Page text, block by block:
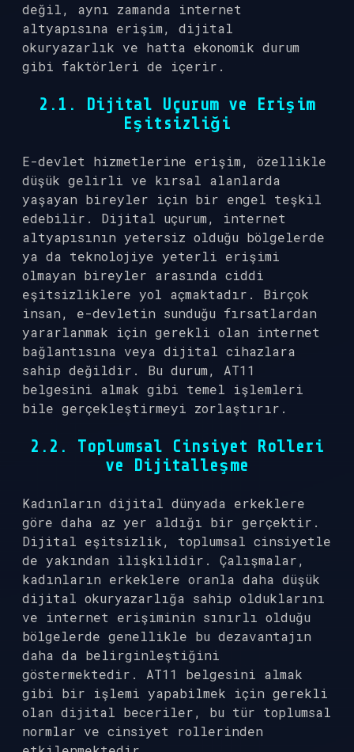
değil, aynı zamanda internet
altyapısına erişim, dijital
okuryazarlık ve hatta ekonomik durum
gibi faktörleri de içerir.
2.1. Dijital Uçurum ve Erişim
Eşitsizliği
E-devlet hizmetlerine erişim, özellikle
düşük gelirli ve kırsal alanlarda
yaşayan bireyler için bir engel teşkil
edebilir. Dijital uçurum, internet
altyapısının yetersiz olduğu bölgelerde
ya da teknolojiye yeterli erişimi
olmayan bireyler arasında ciddi
eşitsizliklere yol açmaktadır. Birçok
insan, e-devletin sunduğu fırsatlardan
yararlanmak için gerekli olan internet
bağlantısına veya dijital cihazlara
sahip değildir. Bu durum, AT11
belgesini almak gibi temel işlemleri
bile gerçekleştirmeyi zorlaştırır.
2.2. Toplumsal Cinsiyet Rolleri
ve Dijitalleşme
Kadınların dijital dünyada erkeklere
göre daha az yer aldığı bir gerçektir.
Dijital eşitsizlik, toplumsal cinsiyetle
de yakından ilişkilidir. Çalışmalar,
kadınların erkeklere oranla daha düşük
dijital okuryazarlığa sahip olduklarını
ve internet erişiminin sınırlı olduğu
bölgelerde genellikle bu dezavantajın
daha da belirginleştiğini
göstermektedir. AT11 belgesini almak
gibi bir işlemi yapabilmek için gerekli
olan dijital beceriler, bu tür toplumsal
normlar ve cinsiyet rollerinden